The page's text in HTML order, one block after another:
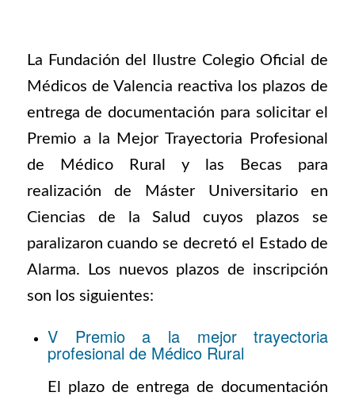
La Fundación del Ilustre Colegio Oficial de
Médicos de Valencia reactiva los plazos de
entrega de documentación para solicitar el
Premio a la Mejor Trayectoria Profesional
de Médico Rural y las Becas para
realización de Máster Universitario en
Ciencias de la Salud cuyos plazos se
paralizaron cuando se decretó el Estado de
Alarma. Los nuevos plazos de inscripción
son los siguientes:
V Premio a la mejor trayectoria
profesional de Médico Rural
El plazo de entrega de documentación